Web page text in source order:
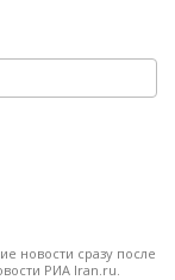
новости сразу после
РИА Iran.ru.